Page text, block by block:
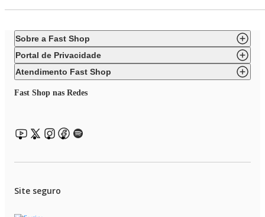
Sobre a Fast Shop
Portal de Privacidade
Atendimento Fast Shop
Fast Shop nas Redes
Site seguro